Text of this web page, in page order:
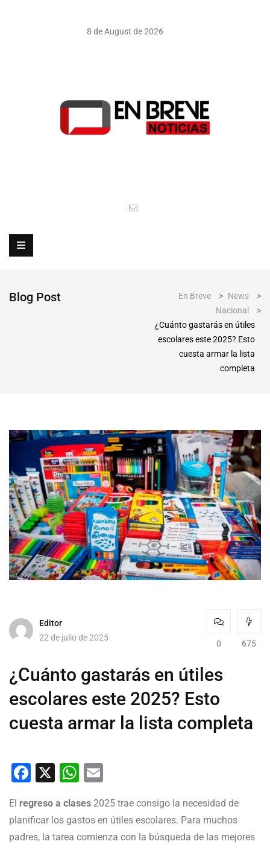
8 de August de 2026
Blog Post En Breve > News
>
Nacional
>
¿Cuánto gastarás en útiles
escolares este 2025? Esto
cuesta armar la lista
completa
Editor
22 de julio de 2025
0 675
¿Cuánto gastarás en útiles
escolares este 2025? Esto
cuesta armar la lista completa
Facebook
X WhatsApp
El regreso a clases 2025 trae consigo la necesidad de
planificar los gastos en útiles escolares. Para muchos
padres, la tarea comienza con la búsqueda de las mejores